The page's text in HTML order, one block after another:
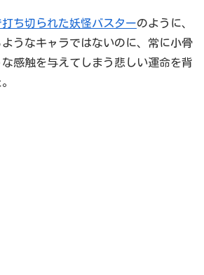
ち切られた妖怪バスターのように、
うなキャラではないのに、常に小骨
感触を与えてしまう悲しい運命を背